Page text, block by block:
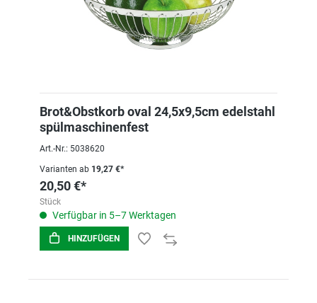
Brot&Obstkorb oval 24,5x9,5cm edelstahl
spülmaschinenfest
Art.-Nr.: 5038620
Varianten ab 19,27 €*
20,50 €*
Stück
Verfügbar in 5–7 Werktagen
HINZUFÜGEN